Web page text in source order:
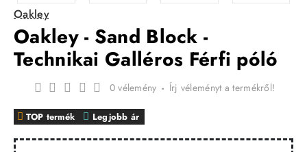
Oakley
Oakley - Sand Block -
Technikai Galléros Férfi póló
TOP termék Legjobb ár
0 vélemény - Írj véleményt a termékről!